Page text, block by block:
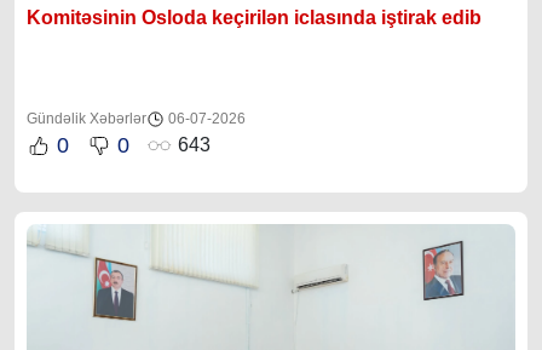
Komitəsinin Osloda keçirilən iclasında iştirak edib
Gündəlik Xəbərlər 06-07-2026
0 0 643